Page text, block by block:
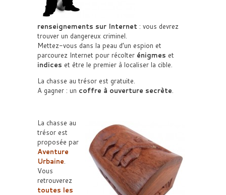
renseignements sur Internet : vous devrez
trouver un dangereux criminel.
Mettez-vous dans la peau d’un espion et
parcourez Internet pour récolter énigmes et
indices et être le premier à localiser la cible.
La chasse au trésor est gratuite.
A gagner : un coffre à ouverture secrète.
La chasse au
trésor est
proposée par
Aventure
Urbaine.
Vous
retrouverez
toutes les